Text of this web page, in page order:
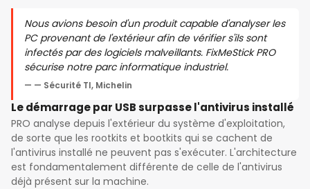
Nous avions besoin d'un produit capable d'analyser les
PC provenant de l'extérieur afin de vérifier s'ils sont
infectés par des logiciels malveillants. FixMeStick PRO
sécurise notre parc informatique industriel.
— Sécurité TI, Michelin
Le démarrage par USB surpasse l'antivirus installé
PRO analyse depuis l'extérieur du système d'exploitation,
de sorte que les rootkits et bootkits qui se cachent de
l'antivirus installé ne peuvent pas s'exécuter. L'architecture
est fondamentalement différente de celle de l'antivirus
déjà présent sur la machine.